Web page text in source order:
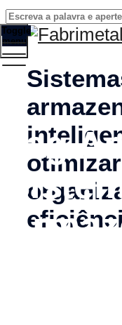
Toggle
menu
Tag